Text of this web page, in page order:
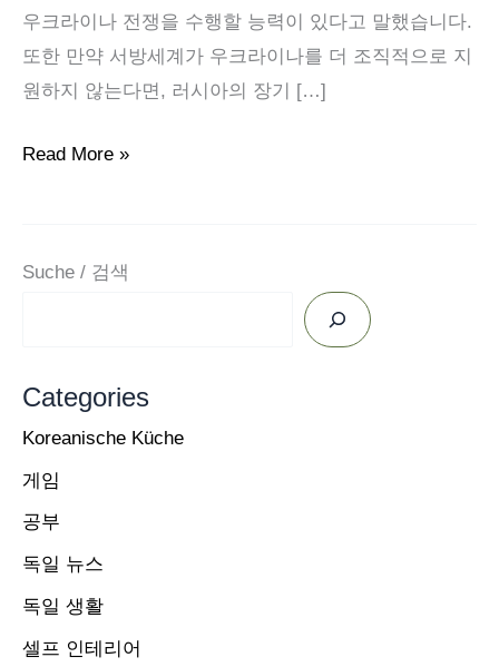
우크라이나 전쟁을 수행할 능력이 있다고 말했습니다.
또한 만약 서방세계가 우크라이나를 더 조직적으로 지
원하지 않는다면, 러시아의 장기 […]
독
년
5
일
/
푸
틴
Read More »
Suche / 검색
Categories
Koreanische Küche
게임
공부
독일 뉴스
독일 생활
셀프 인테리어